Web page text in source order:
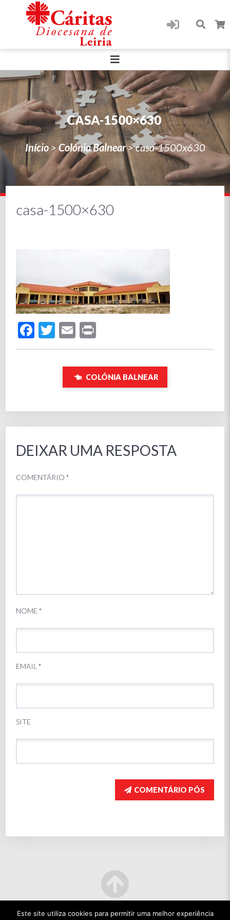
CASA-1500×630
Início >Colónia Balnear>casa-1500x630
casa-1500×630
Facebook
Twitter
Email
COLÓNIA BALNEAR
DEIXAR UMA RESPOSTA
COMENTÁRIO*
NOME*
EMAIL*
SITE
COMENTÁRIO PÓS
Este site utiliza cookies para permitir uma melhor experiência